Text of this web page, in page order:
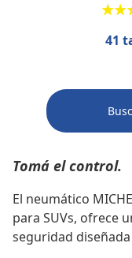
41
Tomá el control.
El neumático
para SUVs, ofrece
seguridad